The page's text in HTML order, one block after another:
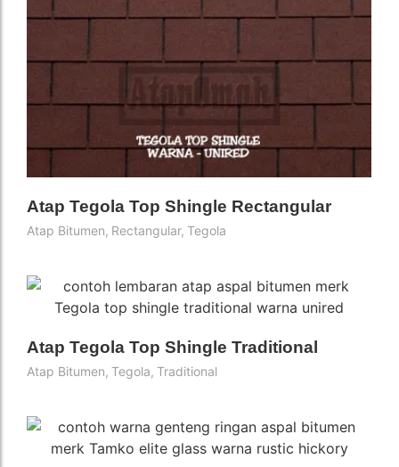
Atap Tegola Top Shingle Rectangular
Atap Bitumen, Rectangular, Tegola
Atap Tegola Top Shingle Traditional
Atap Bitumen, Tegola, Traditional